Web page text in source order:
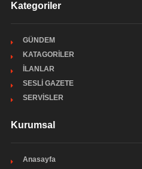
Kategoriler
GÜNDEM
KATAGORİLER
İLANLAR
SESLİ GAZETE
SERVİSLER
Kurumsal
Anasayfa